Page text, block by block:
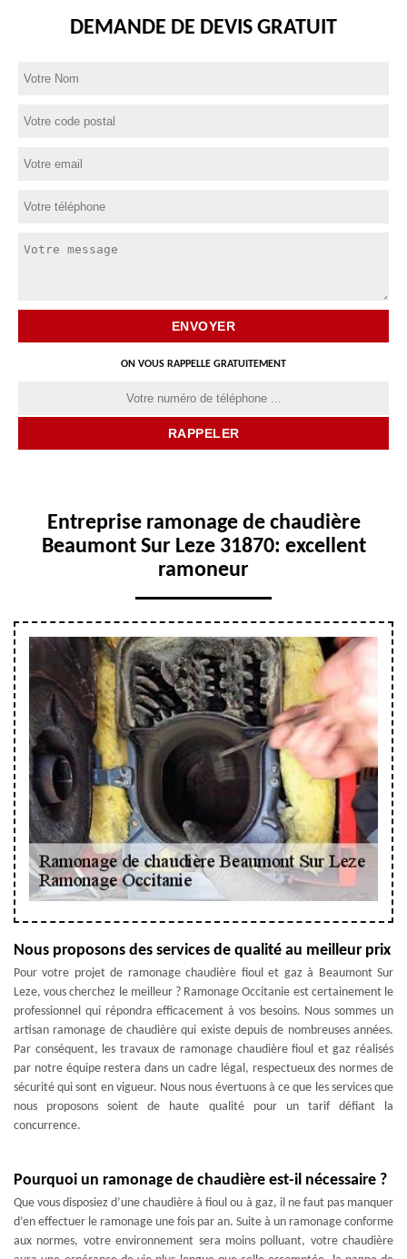
DEMANDE DE DEVIS GRATUIT
ON VOUS RAPPELLE GRATUITEMENT
Entreprise ramonage de chaudière
Beaumont Sur Leze 31870: excellent
ramoneur
Nous proposons des services de qualité au meilleur prix
Pour votre projet de ramonage chaudière fioul et gaz à Beaumont Sur
Leze, vous cherchez le meilleur ? Ramonage Occitanie est certainement le
professionnel qui répondra efficacement à vos besoins. Nous sommes un
artisan ramonage de chaudière qui existe depuis de nombreuses années.
Par conséquent, les travaux de ramonage chaudière fioul et gaz réalisés
par notre équipe restera dans un cadre légal, respectueux des normes de
sécurité qui sont en vigueur. Nous nous évertuons à ce que les services que
nous proposons soient de haute qualité pour un tarif défiant la
concurrence.
Pourquoi un ramonage de chaudière est-il nécessaire ?
Que vous disposiez d’une chaudière à fioul ou à gaz, il ne faut pas manquer
d’en effectuer le ramonage une fois par an. Suite à un ramonage conforme
aux normes, votre environnement sera moins polluant, votre chaudière